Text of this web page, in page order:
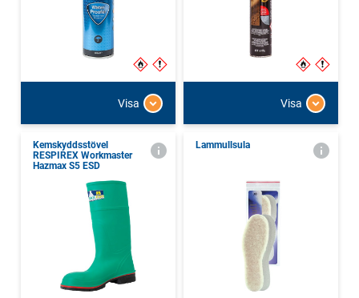
Visa Visa
Kemskyddsstövel
RESPIREX Workmaster
Hazmax S5 ESD
Lammullsula